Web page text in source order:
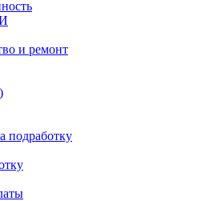
и ремонт
подработку